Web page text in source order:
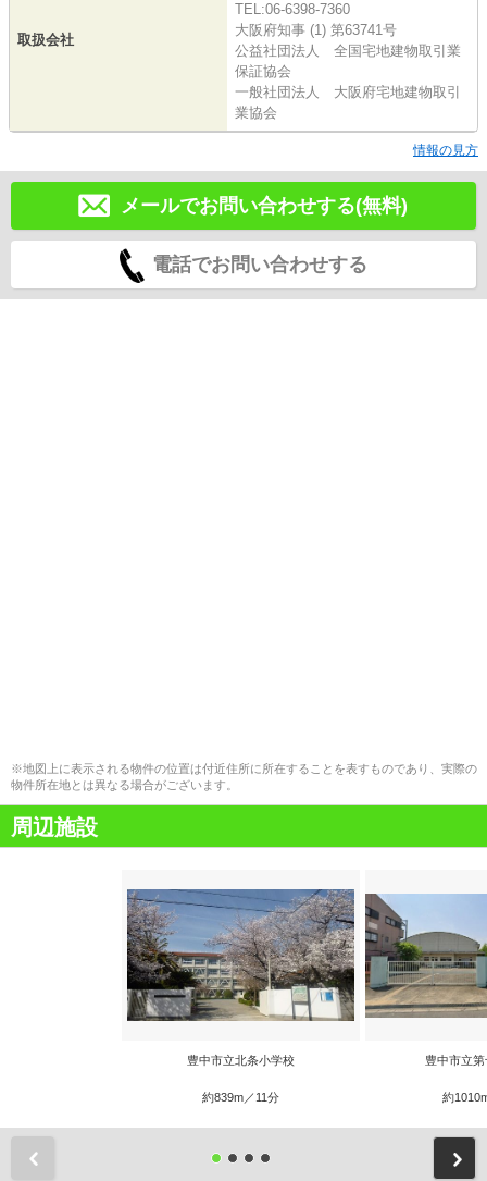
取扱会社
TEL:06-6398-7360
大阪府知事 (1) 第63741号
公益社団法人 全国宅地建物取引業
保証協会
一般社団法人 大阪府宅地建物取引
業協会
情報の見方
メールでお問い合わせする(無料)
電話でお問い合わせする
※地図上に表示される物件の位置は付近住所に所在することを表すものであり、実際の
物件所在地とは異なる場合がございます。
周辺施設
豊中市立北条小学校
約839m／11分
豊中市立
約